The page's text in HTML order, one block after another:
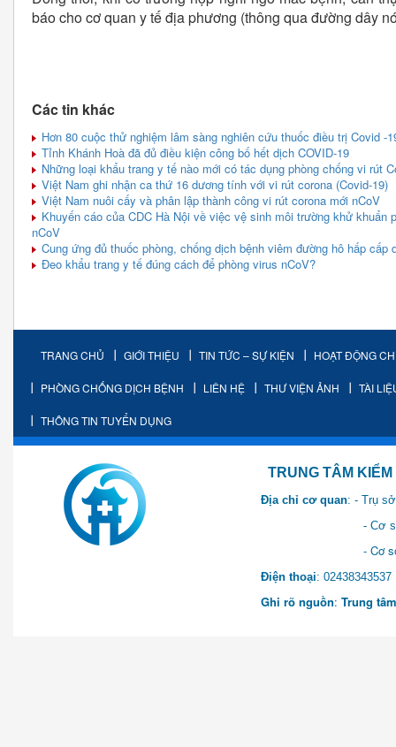
báo cho cơ quan y tế địa phương (thông qua đường dây
Các tin khác
Hơn 80 cuộc thử nghiệm lâm sàng nghiên cứu thuốc điều trị Covid -
Tỉnh Khánh Hoà đã đủ điều kiện công bố hết dịch COVID-19
Những loại khẩu trang y tế nào mới có tác dụng phòng chống vi rút
Việt Nam ghi nhận ca thứ 16 dương tính với vi rút corona (Covid-19)
Việt Nam nuôi cấy và phân lập thành công vi rút corona mới nCoV
Khuyến cáo của CDC Hà Nội về việc vệ sinh môi trường khử khuẩn
nCoV
Cung ứng đủ thuốc phòng, chống dịch bệnh viêm đường hô hấp cấp
Đeo khẩu trang y tế đúng cách để phòng virus nCoV?
TRANG CHỦ GIỚI THIỆU TIN TỨC – SỰ KIỆN HOẠT ĐỘNG
PHÒNG CHỐNG DỊCH BỆNH LIÊN HỆ THƯ VIỆN ẢNH TÀI
THÔNG TIN TUYỂN DỤNG
TRUNG TÂM KIỂM SOÁT
Địa chỉ cơ quan: - Trụ
- Cơ sở 2: Khu Hành
- Cơ sở 3: Số 1 Ngõ 2
Điện thoại:
Ghi rõ nguồn: Trung